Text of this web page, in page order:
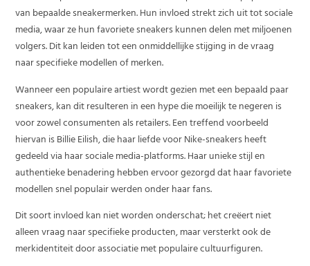
van bepaalde sneakermerken. Hun invloed strekt zich uit tot sociale
media, waar ze hun favoriete sneakers kunnen delen met miljoenen
volgers. Dit kan leiden tot een onmiddellijke stijging in de vraag
naar specifieke modellen of merken.
Wanneer een populaire artiest wordt gezien met een bepaald paar
sneakers, kan dit resulteren in een hype die moeilijk te negeren is
voor zowel consumenten als retailers. Een treffend voorbeeld
hiervan is Billie Eilish, die haar liefde voor Nike-sneakers heeft
gedeeld via haar sociale media-platforms. Haar unieke stijl en
authentieke benadering hebben ervoor gezorgd dat haar favoriete
modellen snel populair werden onder haar fans.
Dit soort invloed kan niet worden onderschat; het creëert niet
alleen vraag naar specifieke producten, maar versterkt ook de
merkidentiteit door associatie met populaire cultuurfiguren.